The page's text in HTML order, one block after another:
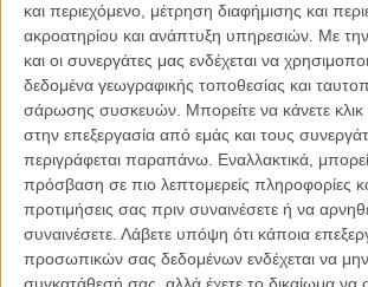
και περιεχόμενο, μέτρηση διαφήμισης και
ακροατηρίου και ανάπτυξη υπηρεσιών. Με
και οι συνεργάτες μας ενδέχεται να
δεδομένα γεωγραφικής τοποθεσίας και
σάρωσης συσκευών. Μπορείτε να κάνετε κλικ
στην επεξεργασία από εμάς και τους
περιγράφεται παραπάνω. Εναλλακτικά,
πρόσβαση σε πιο λεπτομερείς πληροφορίες
προτιμήσεις σας πριν συναινέσετε ή να
συναινέσετε. Λάβετε υπόψη ότι κάποια
προσωπικών σας δεδομένων ενδέχεται να μην
Η επιλογή της Ενωσης Γάλλων Σκηνοθετών
Γουεϊντρόπ, ο οποίος διατέλεσε κριτικός
αριστερής γαλλικής εφημερίδας «Liberation»
χρόνια, υπήρξε διευθυντής του «Διεθνούς
Φεστιβάλ του Φράιμπουργκ» στην Ελβετία
τελευταία ήταν μάνατζερ της αλυσίδας
στη Γενεύη.
Ο Γουεϊντρόπ έχει δηλώσει ότι «έχει μία
σινεμά και δεν βαριέται ποτέ τη δουλειά του».
«passeur» - γαλλικός όρος για αυτόν που